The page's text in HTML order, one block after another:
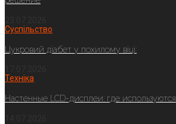
Суспільство
Цукровий діабет у похилому віці:
Техніка
Настенные LCD-дисплеи: где